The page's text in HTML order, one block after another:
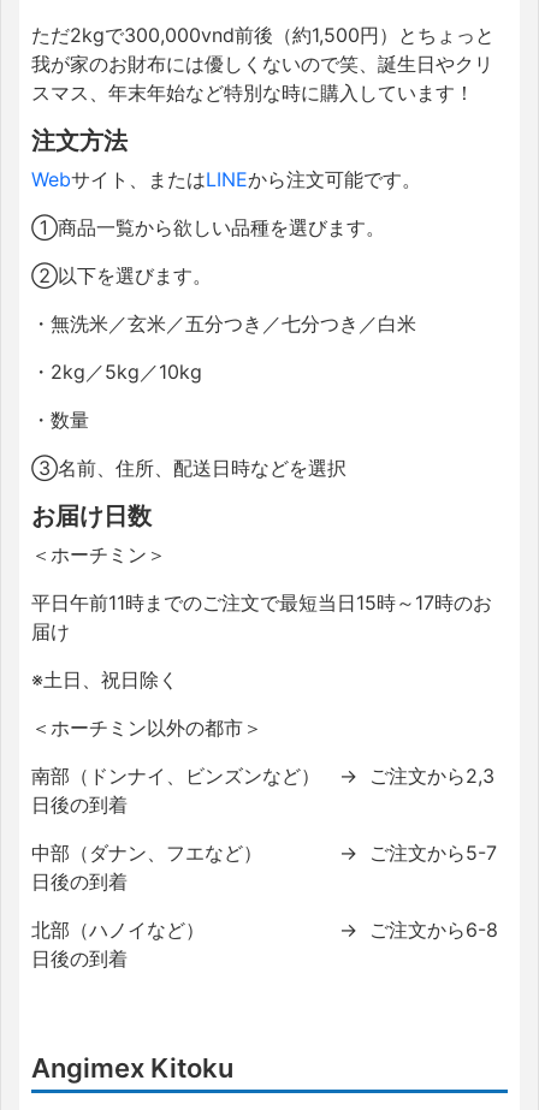
ただ2kgで300,000vnd前後（約1,500円）と ちょっと
我が家のお財布には優しくないので笑、誕生日やクリ
スマス、年末年始など特別な時に購入しています！
注文方法
Webサイト、またはLINEから注文可能です。
①商品一覧から欲しい品種を選びます。
②以下を選びます。
・無洗米／玄米／五分つき／七分つき／白米
・ 2kg ／5kg ／10kg
・数量
③名前、住所、配送日時などを選択
お届け日数
＜ホーチミン＞
平日午前11時までのご注文で最短当日15時～ 17時のお
届け
※土日、祝日除く
＜ホーチミン以外の都市＞
南部（ドンナイ、ビンズンなど） → ご注文から2,3
日後の到着
中部（ダナン、フエなど） → ご注文から5-7
日後の到着
北部（ハノイなど） → ご注文から6-8
日後の到着
Angimex Kitoku